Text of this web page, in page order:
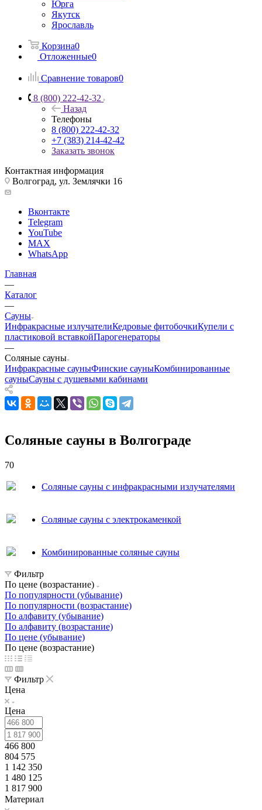
Юрга
Якутск
Ярославль
Корзина0
Отложенные0
Сравнение товаров0
8 (800) 222-42-32
Назад
Телефоны
8 (800) 222-42-32
+7 (383) 214-42-42
Заказать звонок
Контактная информация
Волгоград, ул. Землячки 16
Вконтакте
Telegram
YouTube
MAX
WhatsApp
Главная
—
Каталог
—
Сауны
Инфракрасные излучателиКедровые фитобочкиКупели с
пластиковой вставкойПарогенераторы
—
Соляные сауны
Инфракрасные сауныФинские сауныКомбинированные
сауныСауны с душевыми кабинами
Соляные сауны в Волгограде
70
Соляные сауны с инфракрасными излучателями
Соляные сауны с электрокаменкой
Комбинированные соляные сауны
Фильтр
По цене (возрастание)
По популярности (убывание)
По популярности (возрастание)
По алфавиту (убывание)
По алфавиту (возрастание)
По цене (убывание)
По цене (возрастание)
Фильтр
Цена
Цена
466 800
804 575
1 142 350
1 480 125
1 817 900
Материал